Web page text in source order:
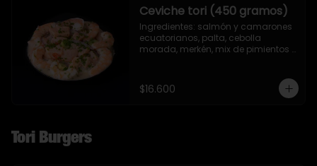
Ceviche tori (450 gramos)
Ingredientes: salmón y camarones
ecuatorianos, palta, cebolla
morada, merkén, mix de pimientos
$16.600
Tori Burgers